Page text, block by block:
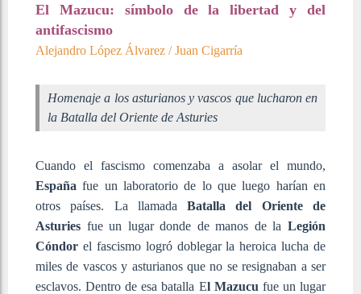
El Mazucu: símbolo de la libertad y del
antifascismo
Alejandro López Álvarez / Juan Cigarría
Homenaje a los asturianos y vascos que lucharon en
la Batalla del Oriente de Asturies
Cuando el fascismo comenzaba a asolar el mundo,
Españafue un laboratorio de lo que luego harían en
otros países. La llamadaBatalla del Oriente de
Asturies fue un lugar donde de manos de la Legión
Cóndor el fascismo logró doblegar la heroica lucha de
miles de vascos y asturianos que no se resignaban a ser
esclavos. Dentro de esa batalla El Mazucu fue un lugar